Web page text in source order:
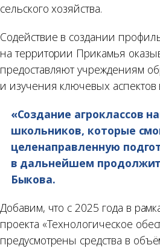
сельского хозяйства.
Содействие в создании
на территории Прикамья
предоставляют учреждениям
и изучения ключевых аспектов
«Создание агроклассов
школьников, которые
целенаправленную
в дальнейшем
Быкова.
Добавим, что с 2025 года в
проекта «Технологическое
предусмотрены средства в